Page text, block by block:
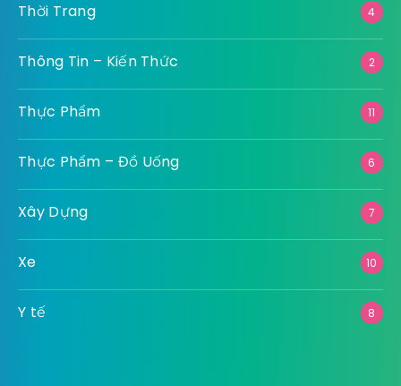
Thời Trang 4
Thông Tin – Kiến Thức 2
Thực Phẩm 11
Thực Phẩm – Đồ Uống 6
Xây Dựng 7
Xe 10
Y tế 8